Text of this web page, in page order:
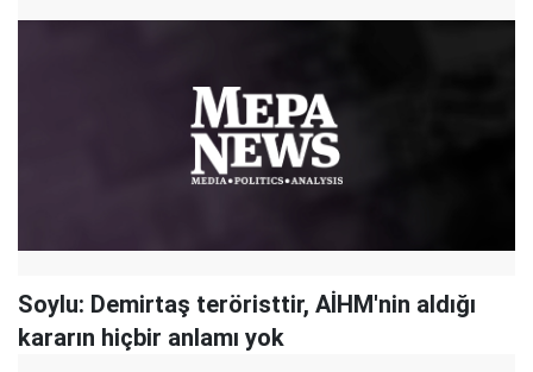
Soylu: Demirtaş teröristtir, AİHM'nin aldığı
kararın hiçbir anlamı yok